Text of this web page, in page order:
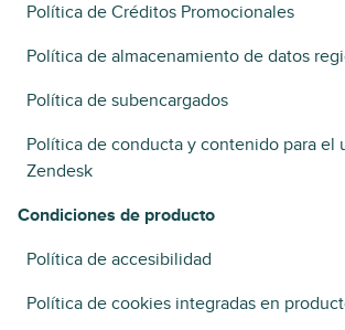
Política de Créditos Promocionales
Política de almacenamiento de datos
Política de subencargados
Política de conducta y contenido para el
Zendesk
Condiciones de producto
Política de accesibilidad
Política de cookies integradas en